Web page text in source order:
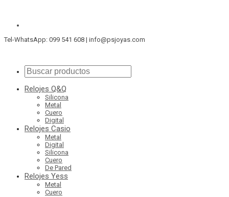
Tel-WhatsApp: 099 541 608 | info@psjoyas.com
Relojes Q&Q
Silicona
Metal
Cuero
Digital
Relojes Casio
Metal
Digital
Silicona
Cuero
De Pared
Relojes Yess
Metal
Cuero